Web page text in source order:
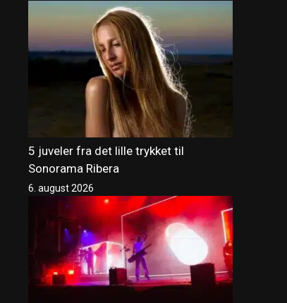
5 juveler fra det lille trykket til
Sonorama Ribera
6. august 2026